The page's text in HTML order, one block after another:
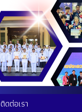
ติดต่อเรา